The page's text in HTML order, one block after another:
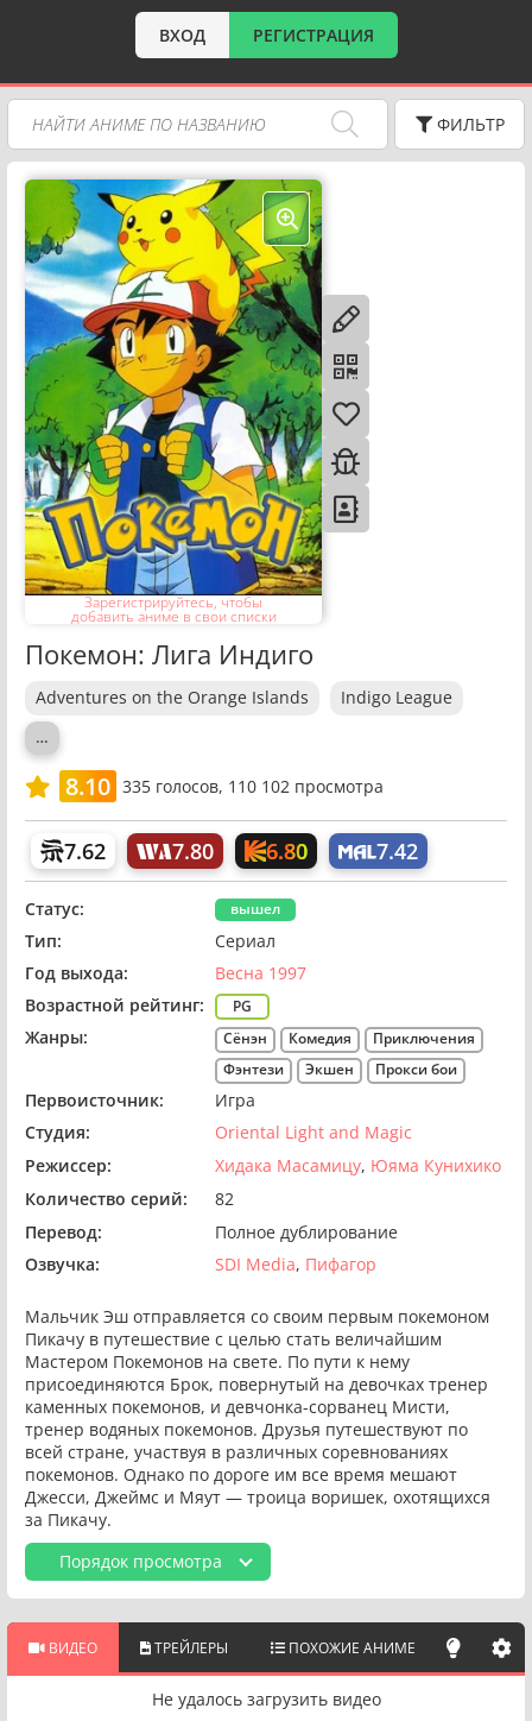
ВХОД РЕГИСТРАЦИЯ
ФИЛЬТР
Зарегистрируйтесь, чтобы
добавить аниме в свои списки
Покемон: Лига Индиго
Adventures on the Orange Islands Indigo League
…
8.10 335голосов, 110 102 просмотра
7.62 7.80 6.80 7.42
Статус: вышел
Тип:
Сериал
Год выхода:
Весна 1997
Возрастной рейтинг:
PG
Жанры: Сёнэн Комедия
Приключения
Фэнтези
Экшен Прокси бои
Первоисточник:
Игра
Студия:
Oriental Light and Magic
Режиссер:
Хидака Масамицу Юяма Кунихико
Количество серий:
82
Перевод:
Полное дублирование
Озвучка:
SDI Media Пифагор
Мальчик Эш отправляется со своим первым покемоном
Пикачу в путешествие с целью стать величайшим
Мастером Покемонов на свете. По пути к нему
присоединяются Брок, повернутый на девочках тренер
каменных покемонов, и девчонка-сорванец Мисти,
тренер водяных покемонов. Друзья путешествуют по
всей стране, участвуя в различных соревнованиях
покемонов. Однако по дороге им все время мешают
Джесси, Джеймс и Мяут — троица воришек, охотящихся
за Пикачу.
Порядок просмотра
ВИДЕО ТРЕЙЛЕРЫ ПОХОЖИЕ АНИМЕ
Не удалось загрузить видео